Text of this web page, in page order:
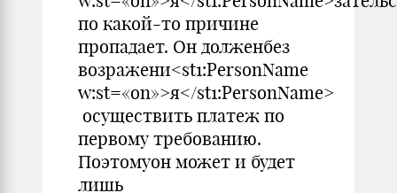
по какой-то причине
пропадает. Он долженбез
возражени<st1:PersonName
w:st=«on»>я</st1:PersonName>
осуществить платеж по
первому требованию.
Поэтомуон может и будет
лишь